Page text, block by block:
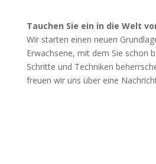
Tauchen Sie ein in die Welt
Wir starten einen neuen
Erwachsene, mit dem Sie schon
Schritte und Techniken
freuen wir uns über eine